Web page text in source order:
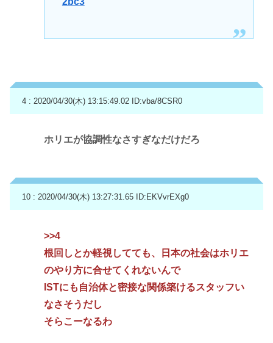
4 : 2020/04/30(木) 13:15:49.02 ID:vba/8CSR0
ホリエが協調性なさすぎなだけだろ
10 : 2020/04/30(木) 13:27:31.65 ID:EKVvrEXg0
>>4
根回しとか軽視してても、日本の社会はホリエ
のやり方に合せてくれないんで
ISTにも自治体と密接な関係築けるスタッフい
なさそうだし
そらこーなるわ